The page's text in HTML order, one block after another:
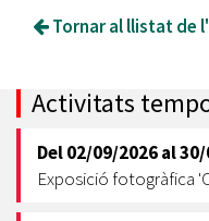
Tornar al llistat de
Activitats
Del02/09/2026al
Exposició fotogràfica